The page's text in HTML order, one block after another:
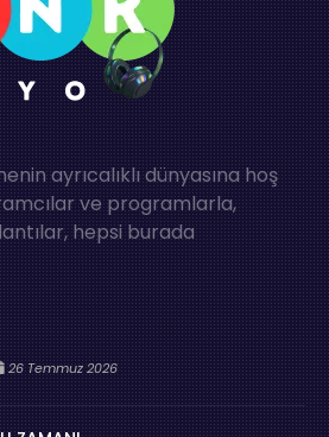
ayrıcalıklı dünyasına hoş
ve programlarla,
hepsi burada
26 Temmuz 2026